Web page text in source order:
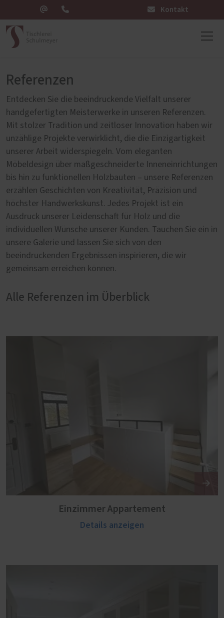
Kontakt
Referenzen
Entdecken Sie die beeindruckende Vielfalt unserer
handgefertigten Meisterwerke in unseren Referenzen.
Mit stolzer Tradition und zeitloser Innovation haben wir
unzählige Projekte verwirklicht, die die Einzigartigkeit
unserer Arbeit widerspiegeln. Vom eleganten
Möbeldesign über maßgeschneiderte Inneneinrichtungen
bis hin zu funktionellen Holzbauten – unsere Referenzen
erzählen Geschichten von Kreativität, Präzision und
höchster Handwerkskunst. Jedes Projekt ist ein
Ausdruck unserer Leidenschaft für Holz und die
individuellen Wünsche unserer Kunden. Tauchen Sie ein in
unsere Galerie und lassen Sie sich von den
beeindruckenden Ergebnissen inspirieren, die wir
gemeinsam erreichen können.
Alle Referenzen im Überblick
Einzimmer Appartement
Details anzeigen